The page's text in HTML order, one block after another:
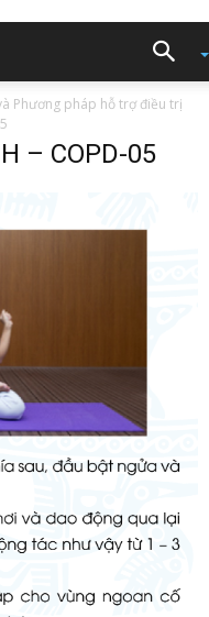
Phương pháp hỗ trợ điều trị
– COPD-05